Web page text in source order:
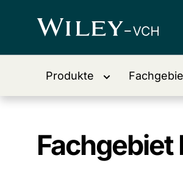
Produkte
Fachgebiet